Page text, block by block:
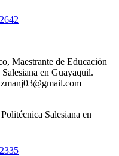
Maestrante de Educación
en Guayaquil.
Salesiana en